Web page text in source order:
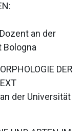
an der
Bologna
DER
der Universität